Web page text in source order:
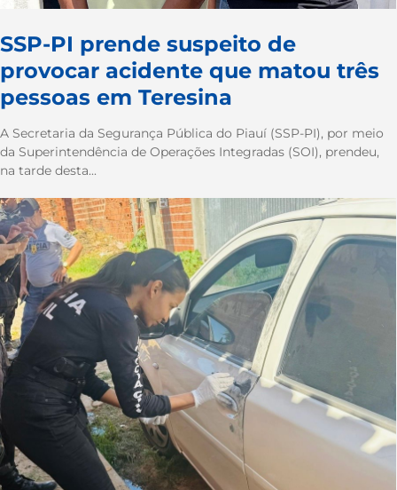
SSP-PI prende suspeito de
provocar acidente que matou três
pessoas em Teresina
A Secretaria da Segurança Pública do Piauí (SSP-PI), por meio
da Superintendência de Operações Integradas (SOI), prendeu,
na tarde desta...